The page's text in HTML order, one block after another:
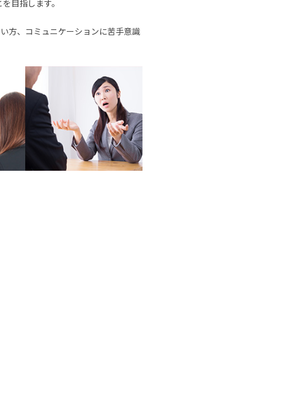
目指します。
方、コミュニケーションに苦手意識